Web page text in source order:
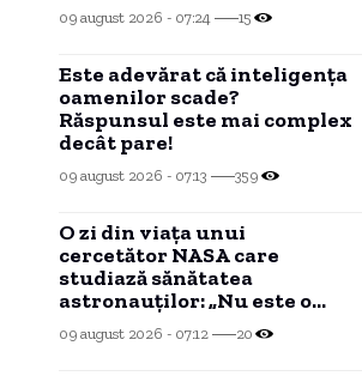
09 august 2026 - 07:24 15
Este adevărat că inteligența
oamenilor scade?
Răspunsul este mai complex
decât pare!
09 august 2026 - 07:13 359
O zi din viața unui
cercetător NASA care
studiază sănătatea
astronauților: „Nu este o
știință complicată”
09 august 2026 - 07:12 20